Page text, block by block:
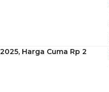
Harga Cuma Rp 2